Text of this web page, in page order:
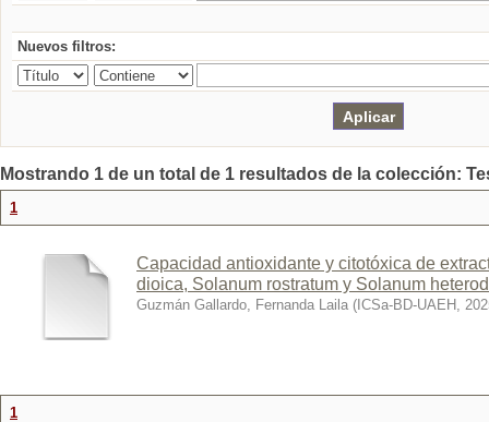
Nuevos filtros:
Mostrando 1 de un total de 1 resultados de la colección:
1
Capacidad antioxidante y citotóxica de
dioica, Solanum rostratum y Solanum
Guzmán Gallardo, Fernanda Laila ( ICSa-BD-UAEH ,
1